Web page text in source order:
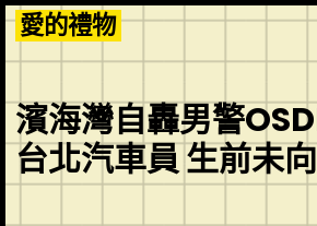
Skip
to
content
愛的禮物
濱海灣自轟男警
台北汽車員 生前未